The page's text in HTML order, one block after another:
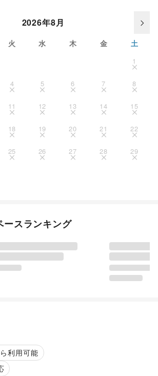
2026年8月
火 水 木 金 土
1
4 5 6 7 8
11 12 13 14 15
18 19 20 21 22
25 26 27 28 29
ースランキング
利用可能